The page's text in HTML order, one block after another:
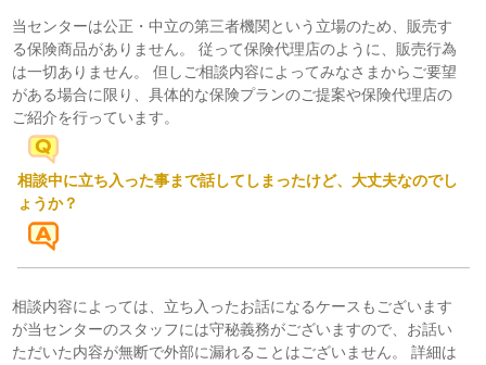
当センターは公正・中立の第三者機関という立場のため、販売す
る保険商品がありません。 従って保険代理店のように、販売行為
は一切ありません。 但しご相談内容によってみなさまからご要望
がある場合に限り、具体的な保険プランのご提案や保険代理店の
ご紹介を行っています。
相談中に立ち入った事まで話してしまったけど、大丈夫なのでし
ょうか？
相談内容によっては、立ち入ったお話になるケースもございます
が当センターのスタッフには守秘義務がございますので、お話い
ただいた内容が無断で外部に漏れることはございません。 詳細は